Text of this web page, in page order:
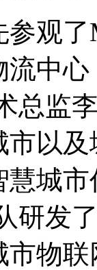
观
中
总监
以
城
研发
物